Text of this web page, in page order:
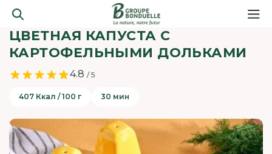
ЦВЕТНАЯ КАПУСТА С
КАРТОФЕЛЬНЫМИ ДОЛЬКАМИ
4.8 / 5
407 Ккал / 100 г 30 мин